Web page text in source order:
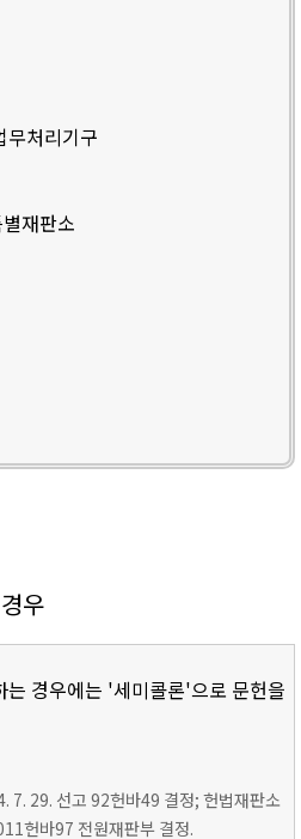
무처리기구
재판소
우
는 경우에는 '세미콜론'으로 문헌을
7. 29. 선고 92헌바49 결정; 헌법재판소
헌바97 전원재판부 결정.